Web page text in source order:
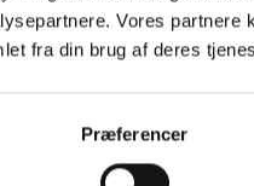
Vores
fra din brug af deres
Præferencer
er allerede overført,
Service er i fuld gang.
og af en række